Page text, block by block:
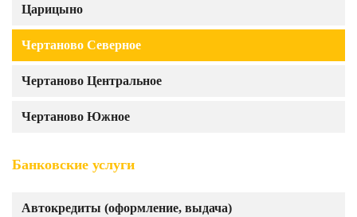
Царицыно
Чертаново Северное
Чертаново Центральное
Чертаново Южное
Банковские услуги
Автокредиты (оформление, выдача)